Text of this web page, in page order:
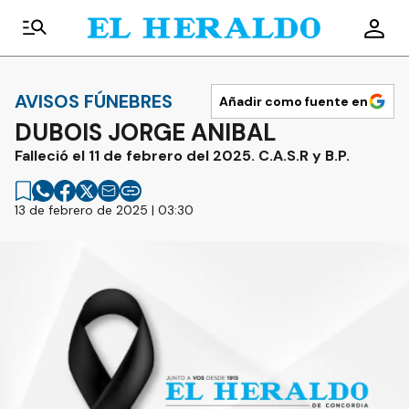
AVISOS FÚNEBRES Añadir como fuente en
DUBOIS JORGE ANIBAL
Falleció el 11 de febrero del 2025. C.A.S.R y B.P.
13 de febrero de 2025 | 03:30